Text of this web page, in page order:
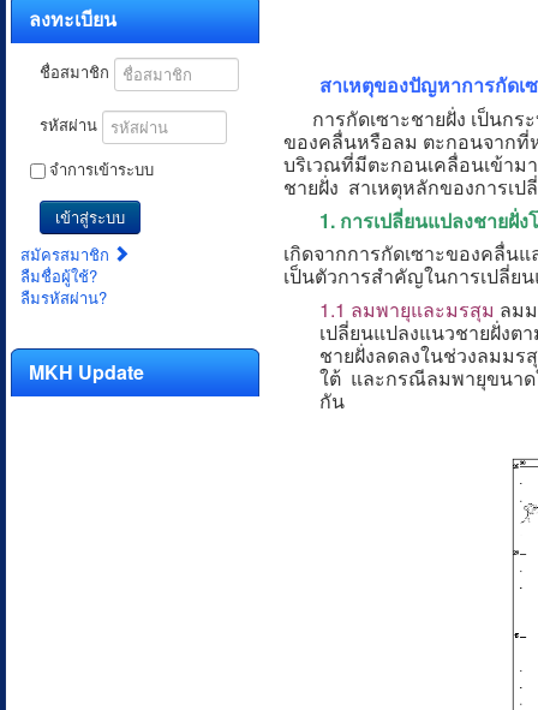
ลงทะเบียน
ชื่อสมาชิก
รหัสผ่าน
จำการเข้าระบบ
เข้าสู่ระบบ
สมัครสมาชิก
ลืมชื่อผู้ใช้?
ลืมรหัสผ่าน?
MKH Update
สาเหตุของปัญหาการกัดเ
การกัดเซาะชายฝั่ง เป็นกร
ของคลื่นหรือลม ตะกอนจากที่
บริเวณที่มีตะกอนเคลื่อนเข้าม
ชายฝั่ง สาเหตุหลักของการเป
1. การเปลี่ยนแปลงชายฝั่
เกิดจากการกัดเซาะของคลื่
เป็นตัวการสำคัญในการเปลี่
1.1 ลมพายุและมรสุม ลม
เปลี่ยนแปลงแนวชายฝั่งต
ชายฝั่งลดลงในช่วงลมมร
ใต้ และกรณีลมพายุขนาด
กัน